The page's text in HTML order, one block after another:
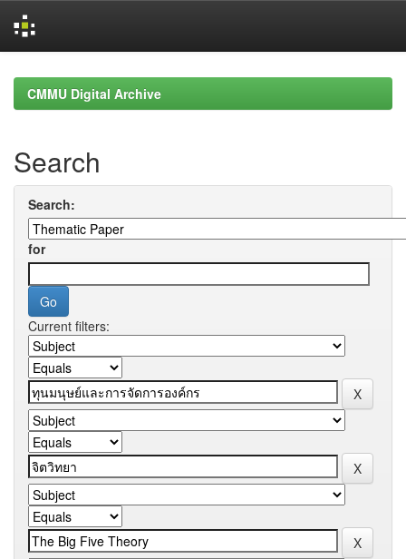
navigationCMMU Digital Archive
Search
Search:
for
Current filters: